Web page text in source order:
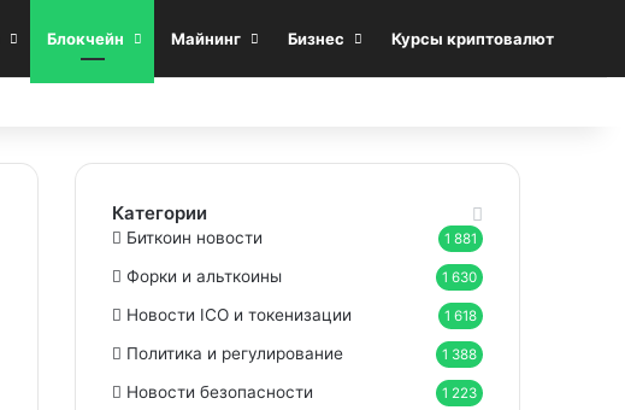
Блокчейн Майнинг Бизнес Курсы криптовалют
Категории
Биткоин новости 1 881
Форки и альткоины 1 630
Новости ICO и токенизации 1 618
Политика и регулирование 1 388
Новости безопасности 1 223